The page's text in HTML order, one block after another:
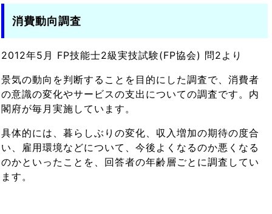
消費動向調査
2012年5月 FP技能士2級実技試験(FP協会) 問2より
景気の動向を判断することを目的にした調査で、消費者
の意識の変化やサービスの支出についての調査です。内
閣府が毎月実施しています。
具体的には、暮らしぶりの変化、収入増加の期待の度合
い、雇用環境などについて、今後よくなるのか悪くなる
のかといったことを、回答者の年齢層ごとに調査してい
ます。